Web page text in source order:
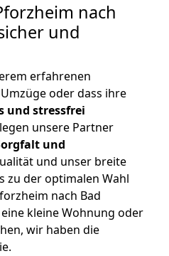
nach
und
erfahrenen
oder dass ihre
und stressfrei
unsere Partner
und
und unser breite
zu der optimalen Wahl
nach Bad
kleine Wohnung oder
wir haben die